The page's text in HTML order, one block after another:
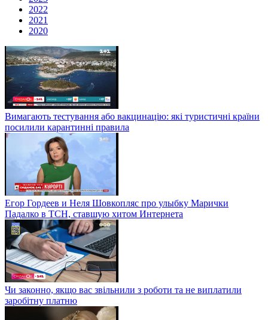
2022
2021
2020
Вимагають тестування або вакцинацію: які туристичні країни
посилили карантинні правила
Егор Гордеев и Неля Шовкопляс про улыбку Марички
Падалко в ТСН, ставшую хитом Интернета
Чи законно, якщо вас звільнили з роботи та не виплатили
заробітну платню